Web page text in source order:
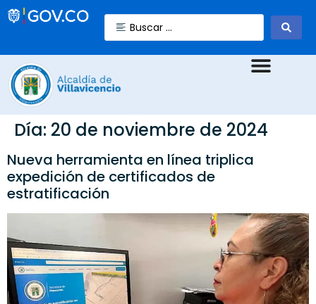
Día: 20 de noviembre de 2024
Nueva herramienta en línea triplica
expedición de certificados de
estratificación